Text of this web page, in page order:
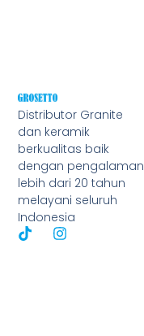
Distributor Granite
dan keramik
berkualitas baik
dengan pengalaman
lebih dari 20 tahun
melayani seluruh
Indonesia